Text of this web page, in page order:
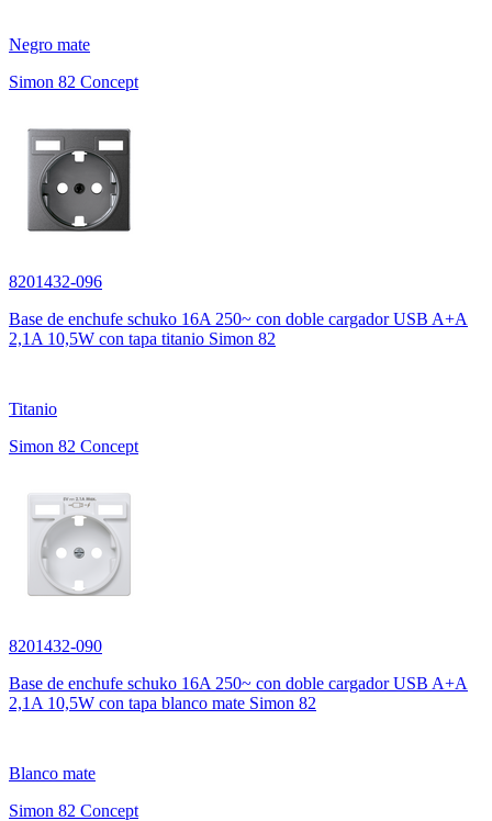
Negro mate
Simon 82 Concept
8201432-096
Base de enchufe schuko 16A 250~ con doble cargador USB A+A
2,1A 10,5W con tapa titanio Simon 82
Titanio
Simon 82 Concept
8201432-090
Base de enchufe schuko 16A 250~ con doble cargador USB A+A
2,1A 10,5W con tapa blanco mate Simon 82
Blanco mate
Simon 82 Concept